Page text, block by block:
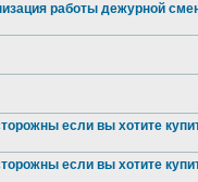
работы дежурной
если вы хотите
если вы хотите